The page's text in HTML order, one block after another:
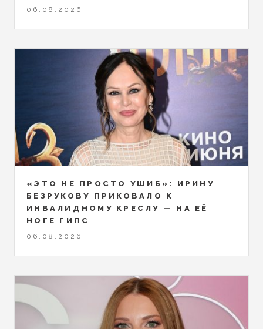
06.08.2026
«ЭТО НЕ ПРОСТО УШИБ»: ИРИНУ
БЕЗРУКОВУ ПРИКОВАЛО К
ИНВАЛИДНОМУ КРЕСЛУ — НА ЕЁ
НОГЕ ГИПС
06.08.2026